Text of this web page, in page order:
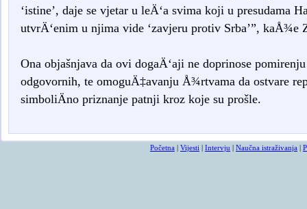
‘istine’, daje se vjetar u leÄ‘a svima koji u presudama
utvrÄ‘enim u njima vide ‘zavjeru protiv Srba’”,
Ona objašnjava da ovi dogaÄ‘aji ne doprinose
odgovornih, te omoguÄ‡avanju Å¾rtvama da ostvare
simboliÄno priznanje patnji kroz koje su prošle.
Početna Vijesti Intervju Naučna istraživanja